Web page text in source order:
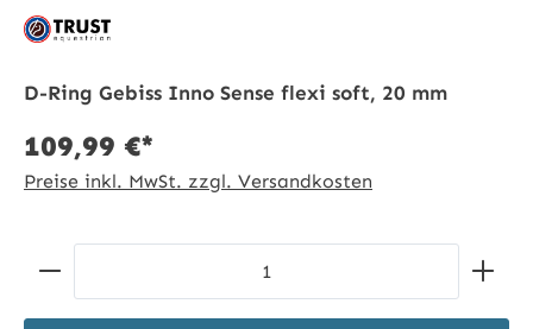
D-Ring Gebiss Inno Sense flexi soft, 20 mm
109,99 €*
Preise inkl. MwSt. zzgl. Versandkosten
Produkt Anzahl: Gib den gewünschten Wert ein